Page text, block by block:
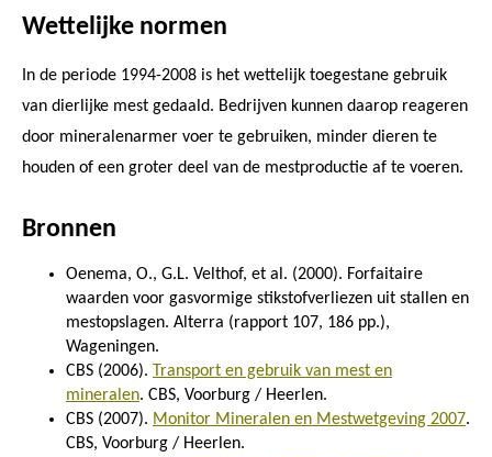
Wettelijke normen
In de periode 1994-2008 is het wettelijk toegestane gebruik
van dierlijke mest gedaald. Bedrijven kunnen daarop reageren
door mineralenarmer voer te gebruiken, minder dieren te
houden of een groter deel van de mestproductie af te voeren.
Bronnen
Oenema, O., G.L. Velthof, et al. (2000). Forfaitaire
waarden voor gasvormige stikstofverliezen uit stallen en
mestopslagen. Alterra (rapport 107, 186 pp.),
Wageningen.
CBS (2006). Transport en gebruik van mest en
mineralen. CBS, Voorburg / Heerlen.
CBS (2007). Monitor Mineralen en Mestwetgeving 2007.
CBS, Voorburg / Heerlen.